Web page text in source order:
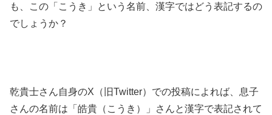
も、この「こうき」という名前、漢字ではどう表記するの
でしょうか？
乾貴士さん自身のX（旧Twitter）での投稿によれば、息子
さんの名前は「皓貴（こうき）」さんと漢字で表記されて